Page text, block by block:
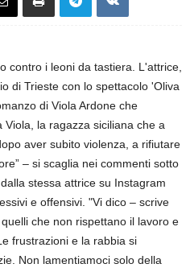
contro i leoni da tastiera. L'attrice,
di Trieste con lo spettacolo 'Oliva
di Viola Ardone che
la ragazza siciliana che a
aver subito violenza, a rifiutare
– si scaglia nei commenti sotto
stessa attrice su Instagram
e offensivi. "Vi dico – scrive
che non rispettano il lavoro e
frustrazioni e la rabbia si
Non lamentiamoci solo della